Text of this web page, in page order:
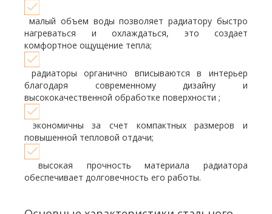
малый объем воды позволяет радиатору быстро
нагреваться и охлаждаться, это создает
комфортное ощущение тепла;
радиаторы органично вписываются в интерьер
благодаря современному дизайну и
высококачественной обработке поверхности ;
экономичны за счет компактных размеров и
повышенной тепловой отдачи;
высокая прочность материала радиатора
обеспечивает долговечность его работы.